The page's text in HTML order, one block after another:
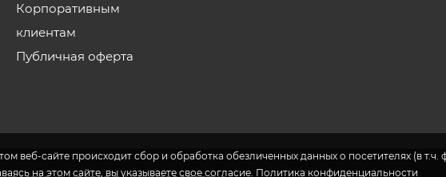
веб-сайте происходит сбор и обработка обезличенных данных о посетителях (в т.ч.
на этом сайте, вы указываете свое согласие. Политика конфиденциальности
Корпоративным
клиентам
Публичная оферта